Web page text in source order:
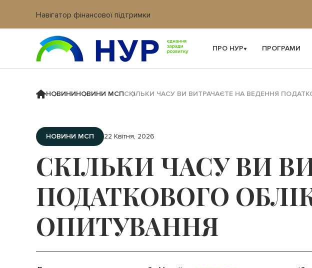
Навігатор фінансової підтримки
Вхід в кабінет IT платформи
ПРО НУР ПРОГРАМИ
НОВИНИНОВИНИ МСПСКІЛЬКИ ЧАСУ ВИ ВИТРАЧАЄТЕ НА ВЕДЕННЯ
НОВИНИ МСП 22 Квітня, 2026
СКІЛЬКИ ЧАСУ ВИ
ПОДАТКОВОГО
ОПИТУВАННЯ